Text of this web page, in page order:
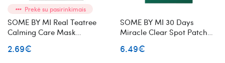
Prekė su pasirinkimais
SOME BY MI Real Teatree
Calming Care Mask
kaukė su arbatmedžiu
2.69€
SOME BY MI 30 Days
Miracle Clear Spot Patch
6.49€